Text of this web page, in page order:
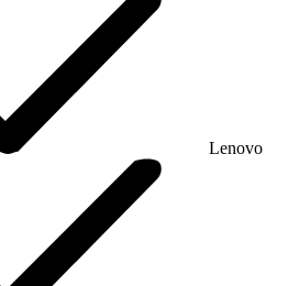
Lenovo